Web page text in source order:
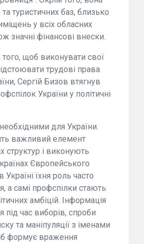
туристичних баз, близько
у всіх обласних
значні фінансові внески.
того, щоб виконувати свої
трудові права
Сергій Бизов втягнув
України у політичні
для України.
важливий елемент
структур і виконують
Європейського
їхня роль часто
а самі профспілки стають
амбіцій. Інформація
під час виборів, спроби
та маніпуляції з іменами
формує враження